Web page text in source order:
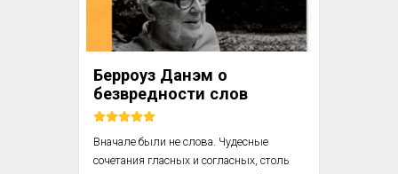
Семейный скандал просто невозможен,
поскольку обе высокие стороны либо
едва знают язык супруга, либо
Традиция женского я...
Берроуз Данэм о
безвредности слов
Вначале были не слова. Чудесные
сочетания гласных и согласных, столь